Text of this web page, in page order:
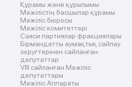
Құрамы және құрылымы
Мәжілістің басшылар құрамы
Мәжіліс бюросы
Мәжіліс комитеттері
Саяси партиялар фракциялары
Бірмандатты аумақтық сайлау
округтерінен сайланған
депутаттар
VIII сайланған Мәжіліс
депутаттары
Мәжіліс Аппараты